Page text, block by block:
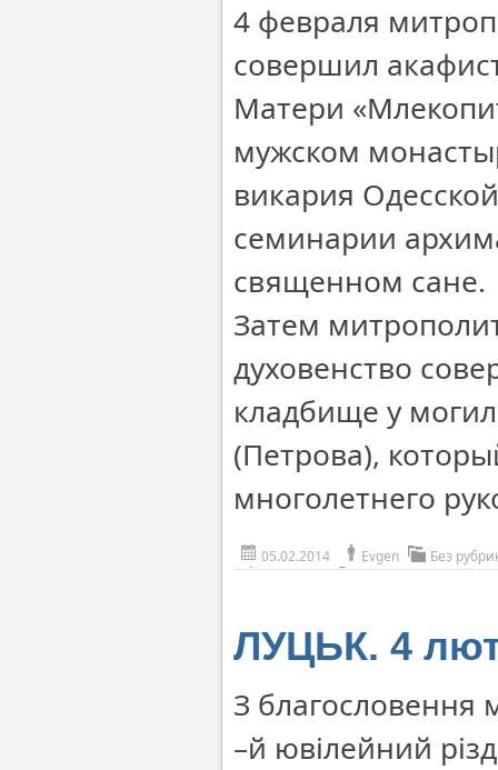
4 февраля
совершил
Матери
мужском
викария
семинарии
священном сане.
Затем
духовенство
кладбище у
(Петрова),
многолетнего
05.02.2014 Evgen Без
ЛУЦЬК. 4
З благословення
–й ювілейний